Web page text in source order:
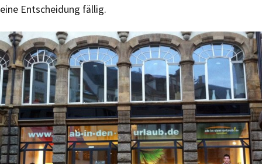
eine Entscheidung fällig.